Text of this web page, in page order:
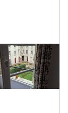
de faire
les